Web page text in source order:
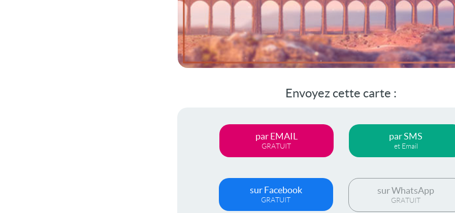
la
vidéo
Envoyez cette carte :
par EMAIL
GRATUIT
par SMS
et Email
sur Facebook
GRATUIT
sur WhatsApp
GRATUIT